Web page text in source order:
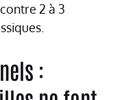
2 à 3
: